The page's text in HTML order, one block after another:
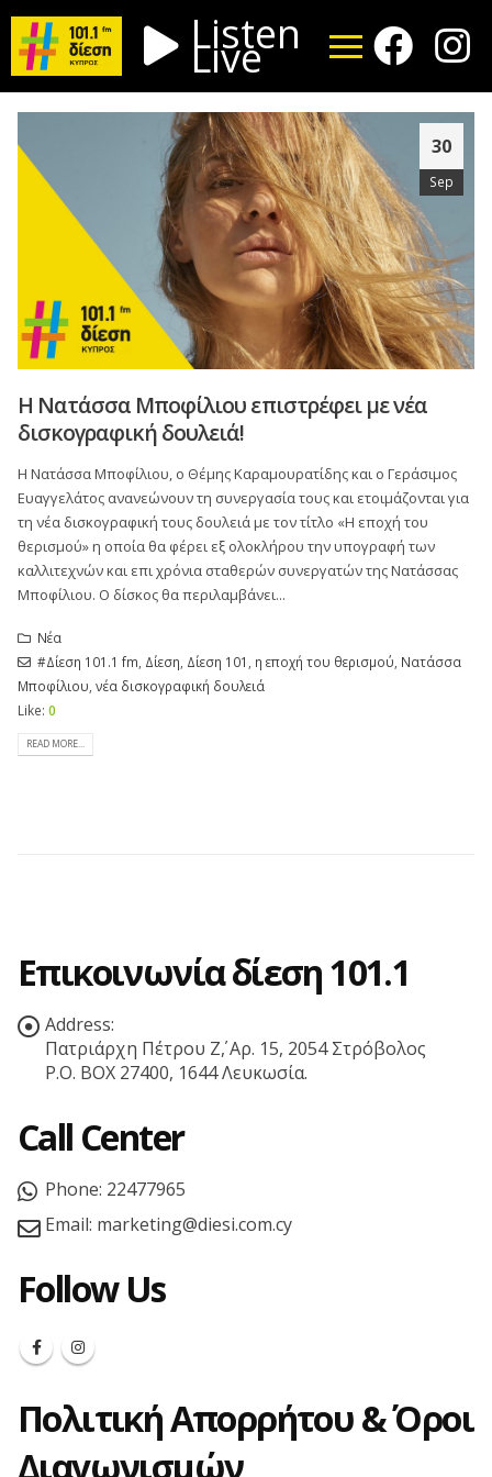
Listen
Live
30
Sep
Η Νατάσσα Μποφίλιου επιστρέφει με νέα
δισκογραφική δουλειά!
Η Νατάσσα Μποφίλιου, ο Θέμης Καραμουρατίδης και ο Γεράσιμος
Ευαγγελάτος ανανεώνουν τη συνεργασία τους και ετοιμάζονται για
τη νέα δισκογραφική τους δουλειά με τον τίτλο «Η εποχή του
θερισμού» η οποία θα φέρει εξ ολοκλήρου την υπογραφή των
καλλιτεχνών και επι χρόνια σταθερών συνεργατών της Νατάσσας
Μποφίλιου. Ο δίσκος θα περιλαμβάνει...
Νέα
#Δίεση 101.1 fm Δίεση Δίεση 101 η εποχή του θερισμού Νατάσσα
Μποφίλιου νέα δισκογραφική δουλειά
Like: 0
READ MORE...
Επικοινωνία δίεση 101.1
Address:
Πατριάρχη Πέτρου Ζ΄, Αρ. 15, 2054 Στρόβολος
P.O. BOX 27400, 1644 Λευκωσία.
Call Center
Phone: 22477965
Email: marketing@diesi.com.cy
Follow Us
Πολιτική Απορρήτου & Όροι
Διαγωνισμών